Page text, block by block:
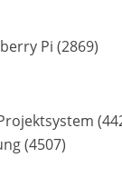
Pi (2869)
(4507)